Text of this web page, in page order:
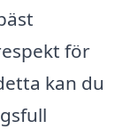
för
kan du